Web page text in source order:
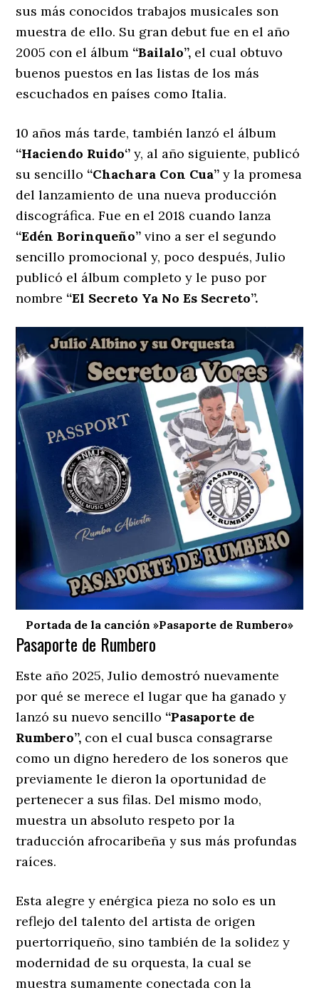
sus más conocidos trabajos musicales son
muestra de ello. Su gran debut fue en el año
2005 con el álbum ‘‘Bailalo’’, el cual obtuvo
buenos puestos en las listas de los más
escuchados en países como Italia.
10 años más tarde, también lanzó el álbum
‘‘Haciendo Ruido‘’ y, al año siguiente, publicó
su sencillo ‘‘Chachara Con Cua’’ y la promesa
del lanzamiento de una nueva producción
discográfica. Fue en el 2018 cuando lanza
‘‘Edén Borinqueño’’ vino a ser el segundo
sencillo promocional y, poco después, Julio
publicó el álbum completo y le puso por
nombre ‘‘El Secreto Ya No Es Secreto’’.
Portada de la canción »Pasaporte de Rumbero»
Pasaporte de Rumbero
Este año 2025, Julio demostró nuevamente
por qué se merece el lugar que ha ganado y
lanzó su nuevo sencillo ‘‘Pasaporte de
Rumbero’’, con el cual busca consagrarse
como un digno heredero de los soneros que
previamente le dieron la oportunidad de
pertenecer a sus filas. Del mismo modo,
muestra un absoluto respeto por la
traducción afrocaribeña y sus más profundas
raíces.
Esta alegre y enérgica pieza no solo es un
reflejo del talento del artista de origen
puertorriqueño, sino también de la solidez y
modernidad de su orquesta, la cual se
muestra sumamente conectada con la